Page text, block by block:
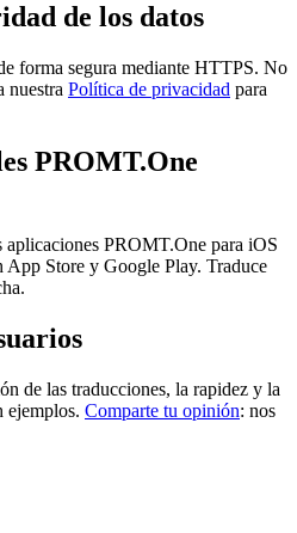
de los datos
forma segura mediante HTTPS. No
nuestra Política de privacidad para
PROMT.One
aplicaciones PROMT.One para iOS
App Store y Google Play. Traduce
de las traducciones, la rapidez y la
ejemplos. Comparte tu opinión: nos